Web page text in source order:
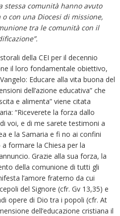
stessa comunità hanno avuto
con una Diocesi di missione,
tra le comunità con il
della CEI per il decennio
il loro fondamentale obiettivo,
Educare alla vita buona del
dell’azione educativa” che
e alimenta” viene citata
“Riceverete la forza dallo
voi, e di me sarete testimoni a
e la Samaria e fi no ai confini
a formare la Chiesa per la
Grazie alla sua forza, la
della comunione di tutti gli
l’amore fraterno da cui
del Signore (cfr. Gv 13,35) e
opere di Dio tra i popoli (cfr. At
dell’educazione cristiana il